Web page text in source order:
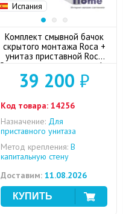
Испания
Комплект смывной бачок
скрытого монтажа Roca +
унитаз приставной Roca
Gap с сиденьем микролифт
+ кнопка смыва (хром)
39 200 ₽
Код товара: 14256
Назначение: Для
приставного унитаза
Метод крепления: В
капитальную стену
Доставим: 11.08.2026